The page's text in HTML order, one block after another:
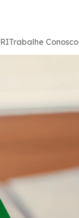
RITrabalhe Conosco